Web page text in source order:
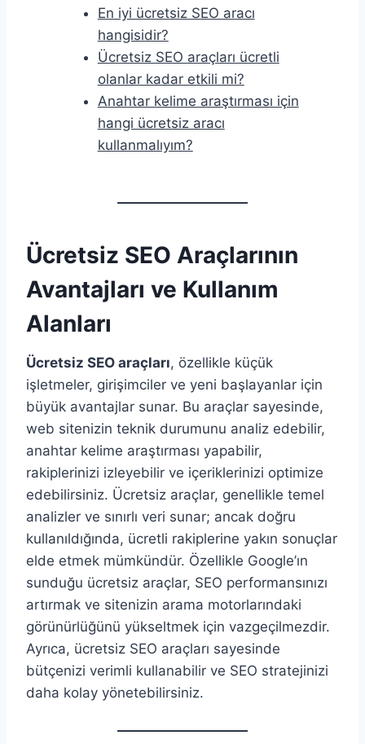
En iyi ücretsiz SEO aracı
hangisidir?
Ücretsiz SEO araçları ücretli
olanlar kadar etkili mi?
Anahtar kelime araştırması için
hangi ücretsiz aracı
kullanmalıyım?
Ücretsiz SEO Araçlarının
Avantajları ve Kullanım
Alanları
Ücretsiz SEO araçları, özellikle küçük
işletmeler, girişimciler ve yeni başlayanlar için
büyük avantajlar sunar. Bu araçlar sayesinde,
web sitenizin teknik durumunu analiz edebilir,
anahtar kelime araştırması yapabilir,
rakiplerinizi izleyebilir ve içeriklerinizi optimize
edebilirsiniz. Ücretsiz araçlar, genellikle temel
analizler ve sınırlı veri sunar; ancak doğru
kullanıldığında, ücretli rakiplerine yakın sonuçlar
elde etmek mümkündür. Özellikle Google’ın
sunduğu ücretsiz araçlar, SEO performansınızı
artırmak ve sitenizin arama motorlarındaki
görünürlüğünü yükseltmek için vazgeçilmezdir.
Ayrıca, ücretsiz SEO araçları sayesinde
bütçenizi verimli kullanabilir ve SEO stratejinizi
daha kolay yönetebilirsiniz.